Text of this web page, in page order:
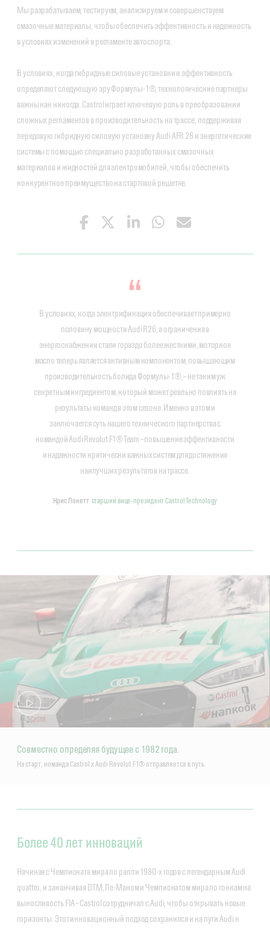
Мы разрабатываем, тестируем, анализируем и совершенствуем
смазочные материалы, чтобы обеспечить эффективность и надежность
в условиях изменений в регламенте автоспорта.
В условиях, когда гибридные силовые установки и эффективность
определяют следующую эру Формулы-1®, технологические партнеры
важны как никогда. Castrol играет ключевую роль в преобразовании
сложных регламентов в производительность на трассе, поддерживая
передовую гибридную силовую установку Audi AFR 26 и энергетические
системы с помощью специально разработанных смазочных
материалов и жидкостей для электромобилей, чтобы обеспечить
конкурентное преимущество на стартовой решетке.
В условиях, когда электрификация обеспечивает примерно
половину мощности Audi R26, а ограничения в
энергоснабжении стали гораздо более жесткими, моторное
масло теперь является активным компонентом, повышающим
производительность болида Формулы-1®, – не таким уж
секретным ингредиентом, который может реально повлиять на
результаты команд в этом сезоне. Именно в этом и
заключается суть нашего технического партнерства с
командой Audi Revolut F1® Team – повышение эффективности
и надежности критически важных систем для достижения
наилучших результатов на трассе.
Крис Локетт старший вице-президент Castrol Technology
Совместно определяя будущее с 1982 года.
На старт, команда Castrol x Audi Revolut F1® отправляется в путь.
Более 40 лет инноваций
Начиная с Чемпионата мира по ралли 1980-х годов с легендарным Audi
quattro, и заканчивая DTM, Ле-Маном и Чемпионатом мира по гонкам на
выносливость FIA – Castrol сотрудничал с Audi, чтобы открывать новые
горизонты. Этот инновационный подход сохранился и на пути Audi к